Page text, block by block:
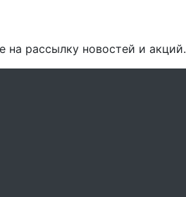
на рассылку новостей и акций.